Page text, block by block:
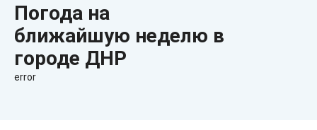
Погода на
ближайшую неделю в
городе ДНР
error